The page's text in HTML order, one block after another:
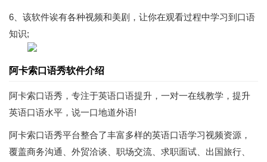
6、该软件诶有各种视频和美剧，让你在观看过程中学习到口语
知识;
阿卡索口语秀软件介绍
阿卡索口语秀，专注于英语口语提升，一对一在线教学，提升
英语口语水平，说一口地道外语!
阿卡索口语秀平台整合了丰富多样的英语口语学习视频资源，
覆盖商务沟通、外贸洽谈、职场交流、求职面试、出国旅行、